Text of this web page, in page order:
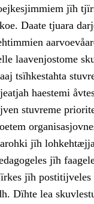
jïh
Daate tjuara
laavenjostome
tsïhkestahta
haestemi
stuvreme
jïh
jïh
jïh
Dïhte lea